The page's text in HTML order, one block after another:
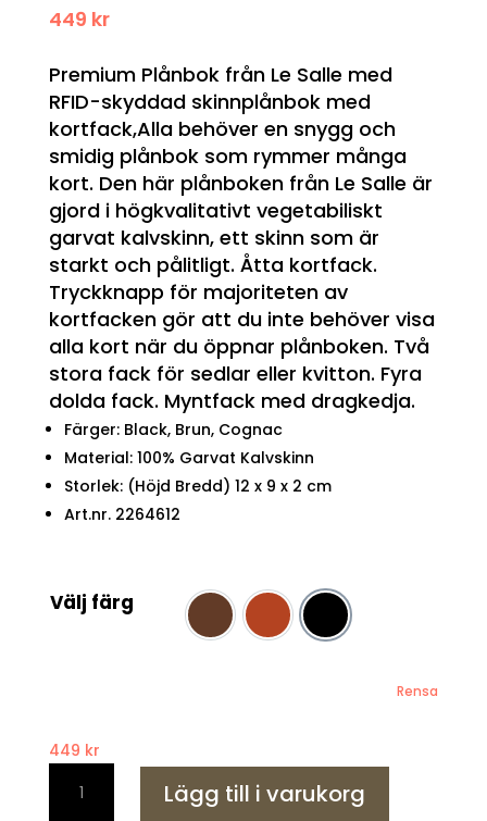
449 kr
Premium Plånbok från Le Salle med
RFID-skyddad skinnplånbok med
kortfack,Alla behöver en snygg och
smidig plånbok som rymmer många
kort. Den här plånboken från Le Salle är
gjord i högkvalitativt vegetabiliskt
garvat kalvskinn, ett skinn som är
starkt och pålitligt. Åtta kortfack.
Tryckknapp för majoriteten av
kortfacken gör att du inte behöver visa
alla kort när du öppnar plånboken. Två
stora fack för sedlar eller kvitton. Fyra
dolda fack. Myntfack med dragkedja.
Färger: Black, Brun, Cognac
Material: 100% Garvat Kalvskinn
Storlek: (Höjd Bredd) 12 x 9 x 2 cm
Art.nr. 2264612
Välj färg
Brun Cognac Svart
Rensa
449 kr
Salle
Lägg till i varukorg